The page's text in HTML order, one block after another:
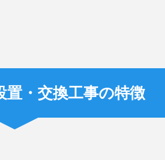
置・交換工事の特徴